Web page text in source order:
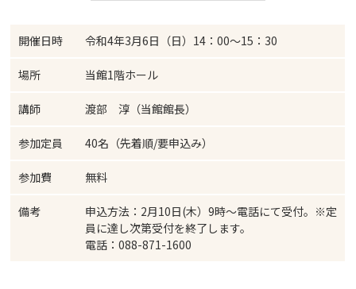
開催日時 令和4年3月6日（日）14：00～15：30
場所 当館1階ホール
講師 渡部 淳（当館館長）
参加定員 40名（先着順/要申込み）
参加費 無料
備考
申込方法：2月10日(木）9時～電話にて受付。※定
員に達し次第受付を終了します。
電話：088-871-1600